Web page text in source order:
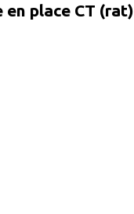
place CT (rat)